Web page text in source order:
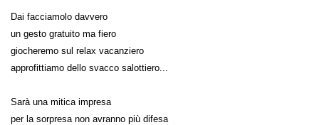
Dai facciamolo davvero
un gesto gratuito ma fiero
giocheremo sul relax vacanziero
approfittiamo dello svacco salottiero...
Sarà una mitica impresa
per la sorpresa non avranno più difesa